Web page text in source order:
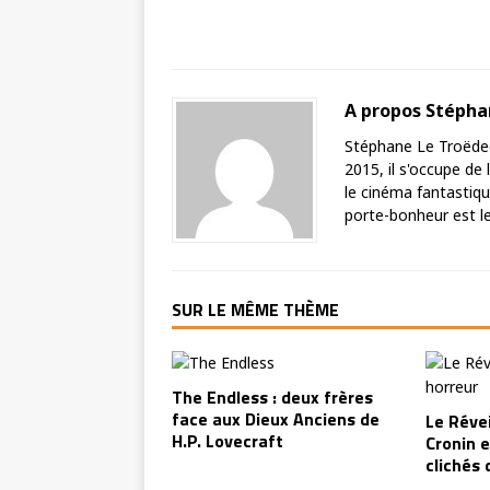
A propos
Stéphane Le
2015, il s'occupe
le cinéma
porte-bonheur est
SUR LE MÊME THÈME
The Endless : deux frères
face aux Dieux Anciens de
H.P. Lovecraft
Le
Cronin
clichés